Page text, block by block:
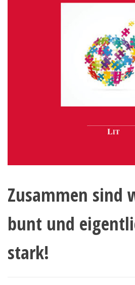
Zusammen sind
bunt und
stark!